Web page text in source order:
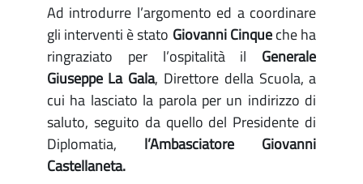
Ad introdurre l’argomento ed a coordinare
gli interventi è stato Giovanni Cinqueche ha
ringraziato per l’ospitalità il Generale
Giuseppe La Gala, Direttore della Scuola, a
cui ha lasciato la parola per un indirizzo di
saluto, seguito da quello del Presidente di
Diplomatia, l’Ambasciatore Giovanni
Castellaneta.